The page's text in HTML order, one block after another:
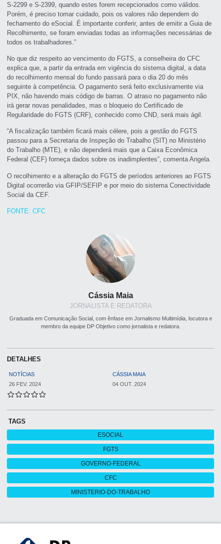
Cássia Maia
JORNALISTA E REDATORA
Graduada em Comunicação Social, com ênfase em Jornalismo Multimídia, locutora e
membro da equipe DP Objetivo como jornalista e redatora.
DETALHES
NOTÍCIAS
CÁSSIA MAIA
26 FEV. 2024
04 OUT. 2024
TAGS
ESOCIAL
FGTS
GOVERNO-FEDERAL
CFC
MINISTERIO-DO-TRABALHO
S-2299 e S-2399, quando estes forem recepcionados como válidos.
Porém, é preciso tomar cuidado, pois os valores não dependem do
fechamento do eSocial. É importante conferir, antes de emitir a Guia de
Recolhimento, se foram enviadas todas as informações necessárias de
todos os trabalhadores.”
No que diz respeito ao vencimento do FGTS, a conselheira do CFC
explica que, a partir da entrada em vigência do sistema digital, a data
do recolhimento mensal do fundo passará para o dia 20 do mês
seguinte à competência. O pagamento será feito exclusivamente via
PIX, não havendo mais código de barras. O atraso no pagamento não
irá gerar novas penalidades, mas o bloqueio do Certificado de
Regularidade do FGTS (CRF), conhecido como CND, será mais ágil.
“A fiscalização também ficará mais célere, pois a gestão do FGTS
passou para a Secretaria de Inspeção do Trabalho (SIT) no Ministério
do Trabalho (MTE), e não dependerá mais que a Caixa Econômica
Federal (CEF) forneça dados sobre os inadimplentes”, comenta Angela.
O recolhimento e a alteração do FGTS de períodos anteriores ao FGTS
Digital ocorrerão via GFIP/SEFIP e por meio do sistema Conectividade
Social da CEF.
FONTE: CFC